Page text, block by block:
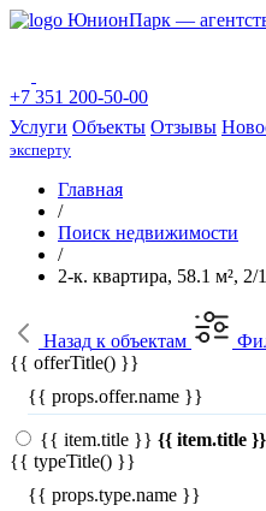
ЮнионПарк —
+7 351 200-50-00
Услуги Объекты Отзывы
эксперту
Главная
/
Поиск недвижимости
/
2-к. квартира, 58.1 м², 2/
Назад к объектам
{{ offerTitle() }}
{{ props.offer.name }}
{{ item.title }} {{ item.title }}
{{ typeTitle() }}
{{ props.type.name }}